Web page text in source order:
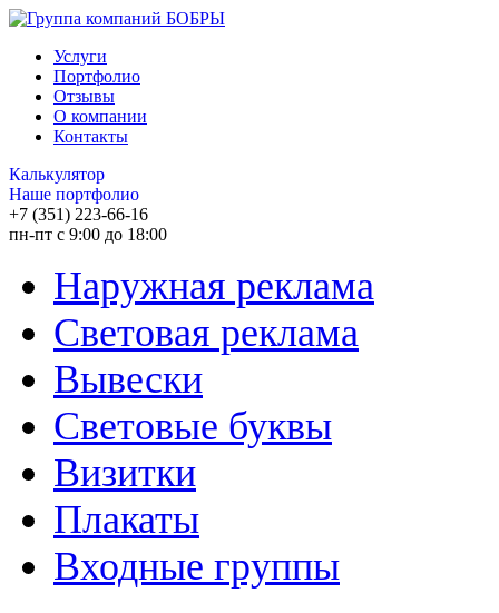
Услуги
Портфолио
Отзывы
О компании
Контакты
Калькулятор
Наше портфолио
+7 (351) 223-66-16
пн-пт с 9:00 до 18:00
Наружная реклама
Световая реклама
Вывески
Световые буквы
Визитки
Плакаты
Входные группы